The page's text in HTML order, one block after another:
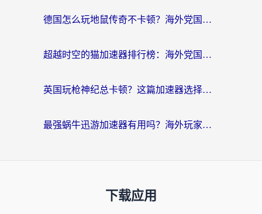
德国怎么玩地鼠传奇不卡顿？海外党国服游戏加速全攻略（含战双EVE实用指南）
超越时空的猫加速器排行榜：海外党国服游戏不卡顿的终极选择指南
英国玩枪神纪总卡顿？这篇加速器选择指南帮你告别延迟（附实测推荐）
最强蜗牛迅游加速器有用吗？海外玩家国服游戏加速避坑指南（附德国玩忍者必须死3流星蝴蝶剑解决办法）
下载应用